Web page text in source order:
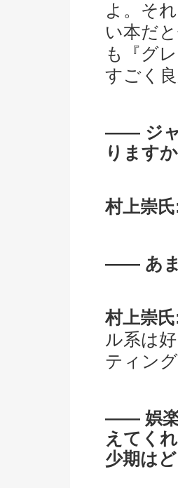
よ。そ
い本だ
も『グ
すごく
―― ジャ
りますか
村上崇氏
―― あま
村上崇氏
ル系は
ティン
―― 娯楽
えてく
少期は